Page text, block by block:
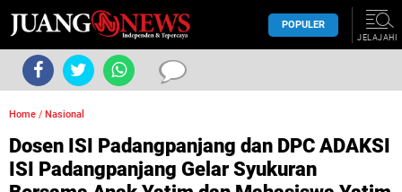
POPULER
JELAJAHI
Home / Nasional
Dosen ISI Padangpanjang dan DPC ADAKSI
ISI Padangpanjang Gelar Syukuran